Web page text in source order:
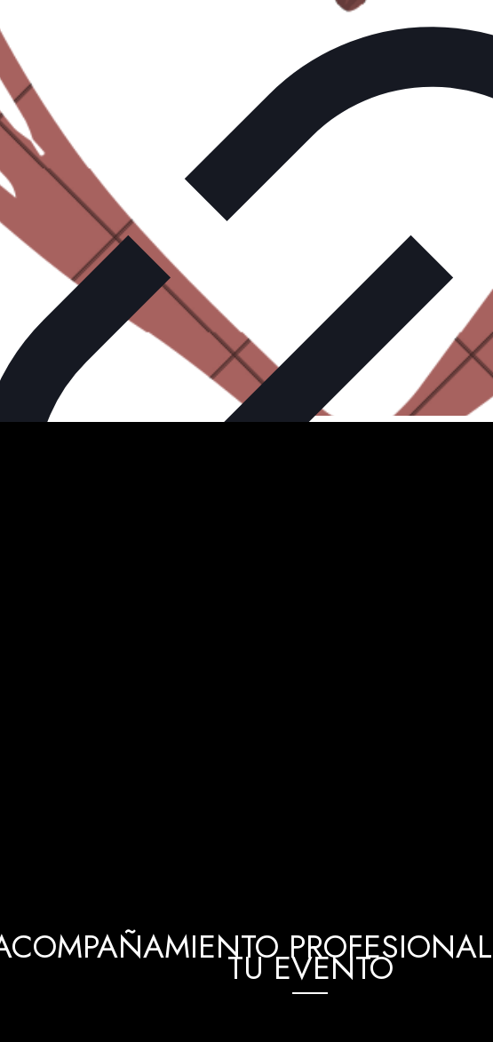
TU EVENTO